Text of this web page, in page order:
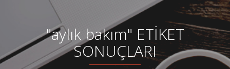
"aylık bakım" ETİKET
SONUÇLARI